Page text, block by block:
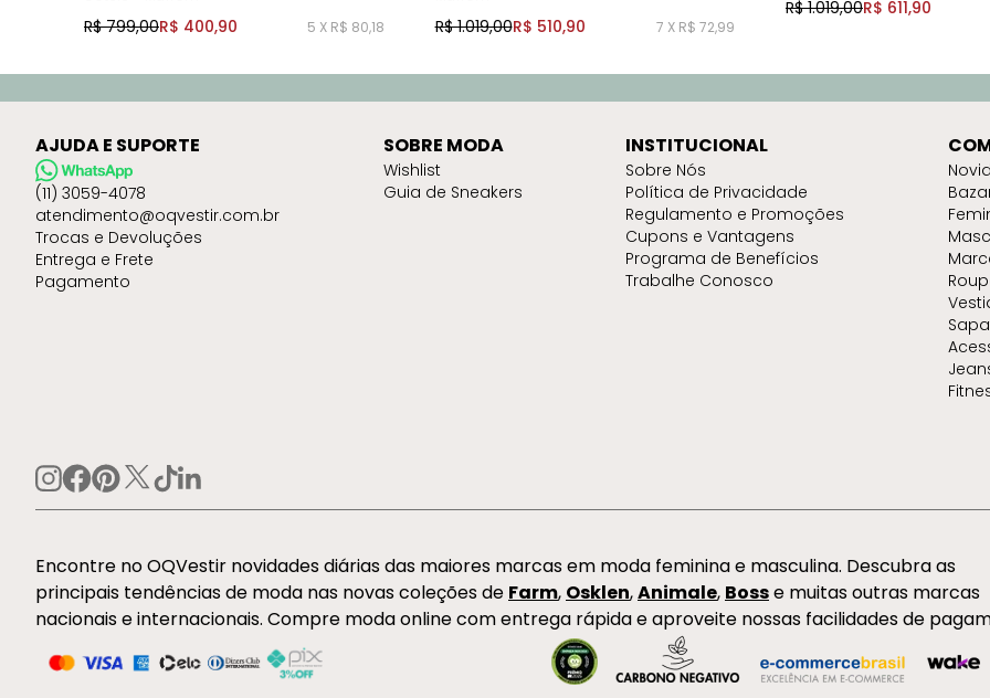
R$ 799,00R$ 400,90 5 X R$ 80,18 R$ 1.019,00R$ 510,90 7 X R$ 72,99
R$ 1.019,00R$ 611,90
AJUDA E SUPORTE
(11) 3059-4078
atendimento@oqvestir.com.br
Trocas e Devoluções
Entrega e Frete
Pagamento
SOBRE MODA
Wishlist
Guia de Sneakers
INSTITUCIONAL
Sobre Nós
Política de Privacidade
Regulamento e Promoções
Cupons e Vantagens
Programa de Benefícios
Trabalhe Conosco
Encontre no OQVestir novidades diárias das maiores marcas em moda feminina e masculina. Descubra as
principais tendências de moda nas novas coleções de Farm, Osklen,Animale, Bosse muitas outras marcas
nacionais e internacionais. Compre moda online com entrega rápida e aproveite nossas facilidades de